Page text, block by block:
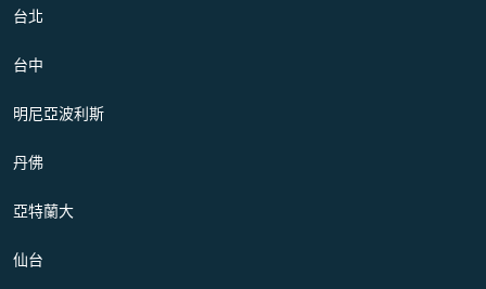
台北
台中
明尼亞波利斯
丹佛
亞特蘭大
仙台